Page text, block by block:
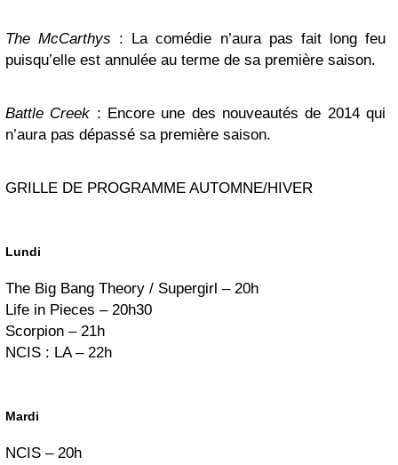
The McCarthys : La comédie n’aura pas fait long feu
puisqu’elle est annulée au terme de sa première saison.
Battle Creek : Encore une des nouveautés de 2014 qui
n’aura pas dépassé sa première saison.
GRILLE DE PROGRAMME AUTOMNE/HIVER
Lundi
The Big Bang Theory / Supergirl – 20h
Life in Pieces – 20h30
Scorpion – 21h
NCIS : LA – 22h
Mardi
NCIS – 20h